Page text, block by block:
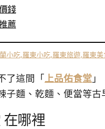
錢
薦
了這間「 上品佑食堂
子麵、乾麵、便當等古
哪裡